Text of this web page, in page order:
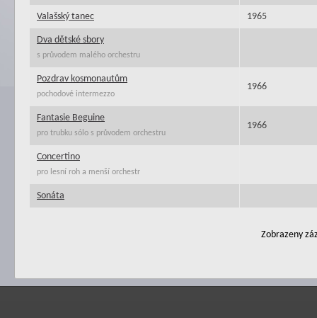
Valašský tanec 1965
Dva dětské sbory
s průvodem malého orchestru
Pozdrav kosmonautům
pochodové intermezzo
1966
Fantasie Beguine
pro trubku sólo s průvodem orchestru
1966
Concertino
pro lesní roh a menší orchestr
Sonáta
Zobrazeny